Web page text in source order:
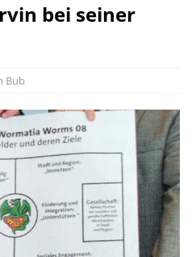
bei seiner
Bub